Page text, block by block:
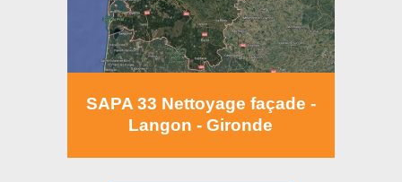
SAPA 33 Nettoyage façade -
Langon - Gironde